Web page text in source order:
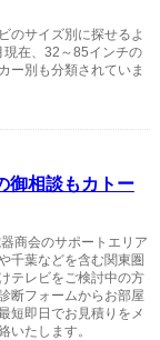
のサイズ別に探せるよ
在、32～85インチの
ー別も分類されていま
御相談もカトー
商会のサポートエリア
千葉などを含む関東圏
テレビをご検討中の方
断フォームからお部屋
短即日でお見積りをメ
いたします。